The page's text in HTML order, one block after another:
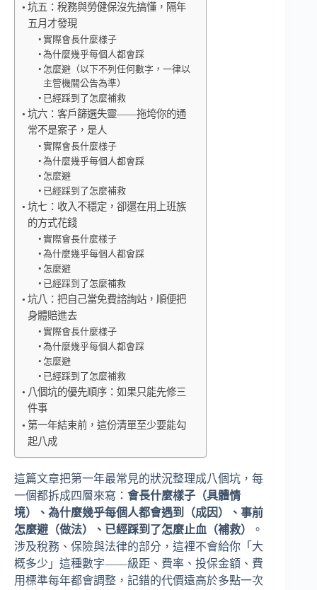
坑五：稅務與勞健保沒先搞懂，隔年
五月才發現
實際會長什麼樣子
為什麼幾乎每個人都會踩
怎麼避（以下不列任何數字，一律以
主管機關公告為準）
已經踩到了怎麼補救
坑六：客戶篩選失靈——拖垮你的通
常不是案子，是人
實際會長什麼樣子
為什麼幾乎每個人都會踩
怎麼避
已經踩到了怎麼補救
坑七：收入不穩定，卻還在用上班族
的方式花錢
實際會長什麼樣子
為什麼幾乎每個人都會踩
怎麼避
已經踩到了怎麼補救
坑八：把自己當免費諮詢站，順便把
身體賠進去
實際會長什麼樣子
為什麼幾乎每個人都會踩
怎麼避
已經踩到了怎麼補救
八個坑的優先順序：如果只能先修三
件事
第一年結束前，這份清單至少要能勾
起八成
這篇文章把第一年最常見的狀況整理成八個坑，每
一個都拆成四層來寫： 會長什麼樣子（具體情
境）、為什麼幾乎每個人都會遇到（成因）、事前
怎麼避（做法）、已經踩到了怎麼止血（補救）
。
涉及稅務、保險與法律的部分，這裡不會給你「大
概多少」這種數字——級距、費率、投保金額、費
用標準每年都會調整，記錯的代價遠高於多點一次